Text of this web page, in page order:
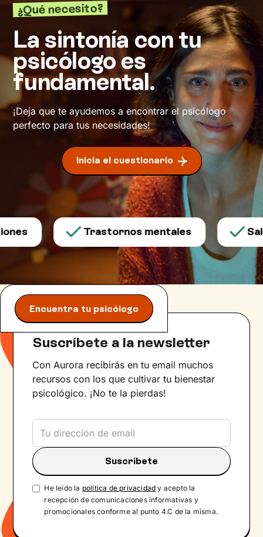
¿Qué necesito?
La sintonía con tu
psicólogo es
fundamental.
¡Deja que te ayudemos a encontrar el psicólogo
perfecto para tus necesidades!
Inicia el cuestionario
Trastornos mentales
Encuentra tu psicólogo
Suscríbete a la newsletter
Con Aurora recibirás en tu email muchos
recursos con los que cultivar tu bienestar
psicológico. ¡No te la pierdas!
He leído la política de privacidad y acepto la
recepción de comunicaciones informativas y
promocionales conforme al punto 4.C de la misma.